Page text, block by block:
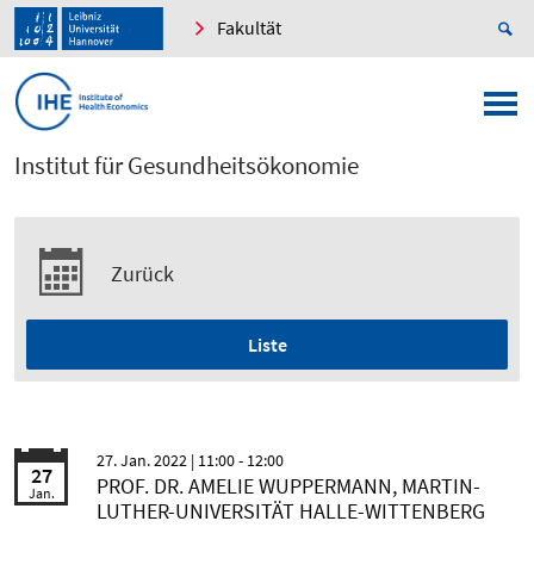
Fakultät
Institut für Gesundheitsökonomie
Zurück
Liste
27
Jan.
27. Jan. 2022 | 11:00 - 12:00
PROF. DR. AMELIE WUPPERMANN, MARTIN-
LUTHER-UNIVERSITÄT HALLE-WITTENBERG